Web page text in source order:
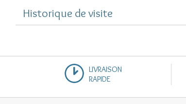
Historique de visite
LIVRAISON
RAPIDE